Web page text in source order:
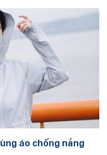
áo chống nắng